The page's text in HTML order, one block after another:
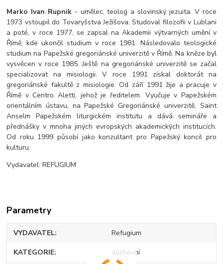
Marko Ivan Rupnik- umělec, teolog a slovinský jezuita. V roce
1973 vstoupil do Tovaryšstva Ježíšova. Studoval filozofii v Lublani
a poté, v roce 1977, se zapsal na Akademii výtvarných umění v
Římě, kde ukončil studium v roce 1981. Následovalo teologické
studium na Papežské gregoriánské univerzitě v Římě. Na kněze byl
vysvěcen v roce 1985. Ještě na gregoriánské univerzitě se začal
specializovat na misiologii. V roce 1991 získal doktorát na
gregoriánské fakultě z misiologie. Od září 1991 žije a pracuje v
Římě v Centro Aletti, jehož je ředitelem. Vyučuje v Papežském
orientálním ústavu, na Papežské Gregoriánské univerzitě, Saint
Anselm Papežském liturgickém institutu a dává semináře a
přednášky v mnoha jiných evropských akademických institucích.
Od roku 1999 působí jako konzultant pro Papežský koncil pro
kulturu.
Vydavatel: REFUGIUM
Parametry
VYDAVATEL Refugium
KATEGORIE duchovní